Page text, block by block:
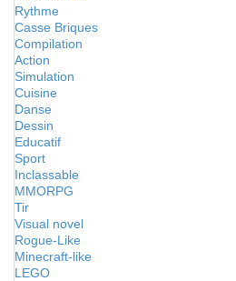
Rythme
Casse Briques
Compilation
Action
Simulation
Cuisine
Danse
Dessin
Educatif
Sport
Inclassable
MMORPG
Tir
Visual novel
Rogue-Like
Minecraft-like
LEGO